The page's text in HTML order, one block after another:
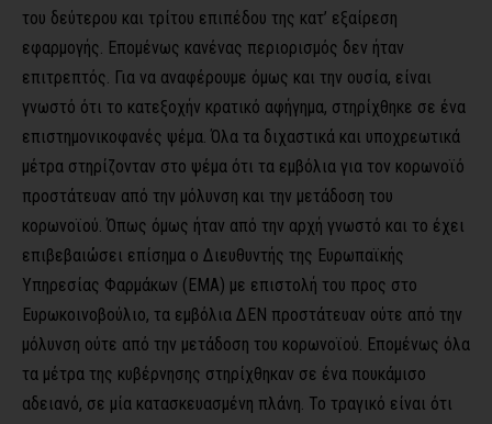
του δεύτερου και τρίτου επιπέδου της κατ’ εξαίρεση
εφαρμογής. Επομένως κανένας περιορισμός δεν ήταν
επιτρεπτός. Για να αναφέρουμε όμως και την ουσία, είναι
γνωστό ότι το κατεξοχήν κρατικό αφήγημα, στηρίχθηκε σε ένα
επιστημονικοφανές ψέμα. Όλα τα διχαστικά και υποχρεωτικά
μέτρα στηρίζονταν στο ψέμα ότι τα εμβόλια για τον κορωνοϊό
προστάτευαν από την μόλυνση και την μετάδοση του
κορωνοϊού. Όπως όμως ήταν από την αρχή γνωστό και το έχει
επιβεβαιώσει επίσημα ο Διευθυντής της Ευρωπαϊκής
Υπηρεσίας Φαρμάκων (ΕΜΑ) με επιστολή του προς στο
Ευρωκοινοβούλιο, τα εμβόλια ΔΕΝ προστάτευαν ούτε από την
μόλυνση ούτε από την μετάδοση του κορωνοϊού. Επομένως όλα
τα μέτρα της κυβέρνησης στηρίχθηκαν σε ένα πουκάμισο
αδειανό, σε μία κατασκευασμένη πλάνη. Το τραγικό είναι ότι